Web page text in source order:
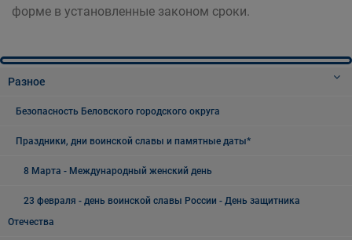
форме в установленные законом сроки.
Разное
Безопасность Беловского городского округа
Праздники, дни воинской славы и памятные даты*
8 Марта - Международный женский день
23 февраля - день воинской славы России - День защитника
Отечества